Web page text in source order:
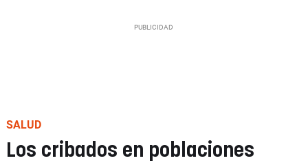
SALUD
Los cribados en poblaciones